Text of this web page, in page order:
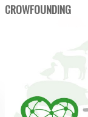
CROWFOUNDING